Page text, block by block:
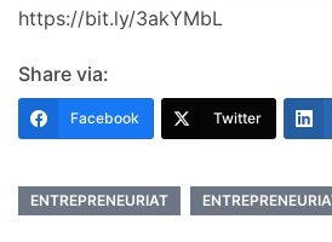
https://bit.ly/3akYMbL
Share via:
Facebook Twitter
ENTREPRENEURIAT